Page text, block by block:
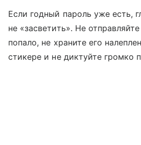
Если годный пароль уже есть,
не «засветить». Не
попало, не храните его
стикере и не диктуйте громко